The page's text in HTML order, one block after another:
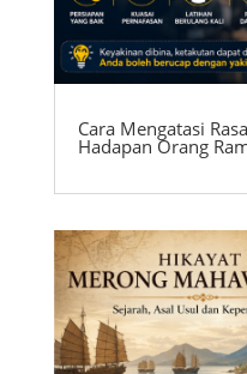
Cara Mengatasi
Hadapan Orang